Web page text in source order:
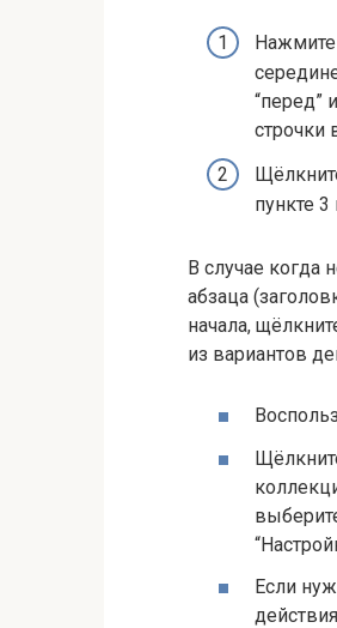
Нажмите
“перед”
строчки
пункте
В случае когда
абзаца
начала,
из вариантов
Если